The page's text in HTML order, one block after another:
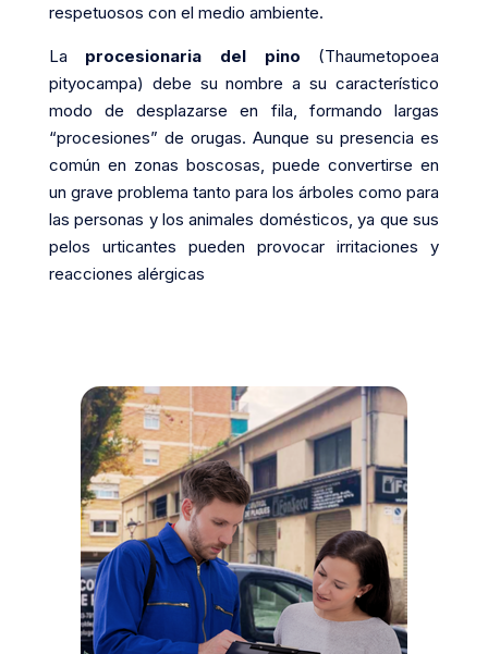
respetuosos con el medio ambiente.
La procesionaria del pino (Thaumetopoea
pityocampa) debe su nombre a su característico
modo de desplazarse en fila, formando largas
“procesiones” de orugas. Aunque su presencia es
común en zonas boscosas, puede convertirse en
un grave problema tanto para los árboles como para
las personas y los animales domésticos, ya que sus
pelos urticantes pueden provocar irritaciones y
reacciones alérgicas